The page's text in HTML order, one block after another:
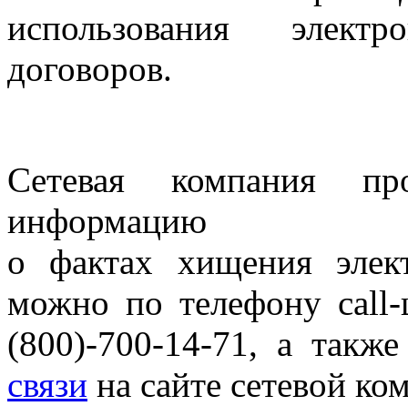
использования
договоров.
Сетевая компания
информацию
о фактах хищения
можно по телефону call-
(800)-700-14-71, а
связи на сайте сетевой